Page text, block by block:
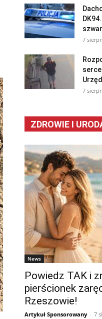
7
7
ZDROWIE I
News
Powiedz TAK i
pierścionek
Rzeszowie!
Artykuł Sponsorowany - 7